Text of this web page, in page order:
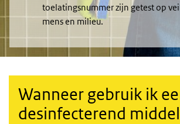
toelatingsnummer zijn getest op
mens en milieu.
Wanneer gebruik ik
desinfecterend